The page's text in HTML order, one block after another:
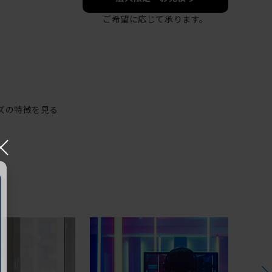
ご希望に応じて承ります。
の特徴を見る